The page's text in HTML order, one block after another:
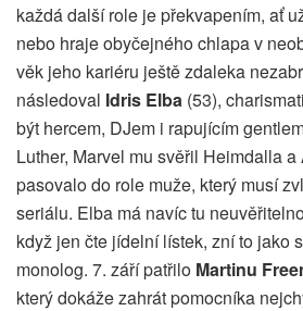
každá další role je překvapením, ať
nebo hraje obyčejného chlapa v
věk jeho kariéru ještě zdaleka
následoval Idris Elba (53),
být hercem, DJem i rapujícím
Luther, Marvel mu svěřil Heimdalla
pasovalo do role muže, který musí
seriálu. Elba má navíc tu
když jen čte jídelní lístek, zní to jako
monolog. 7. září patřilo Martinu
který dokáže zahrát pomocníka